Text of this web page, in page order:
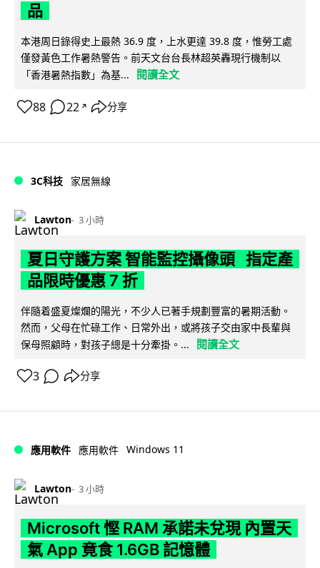
品
本港周日錄得史上最熱 36.9 度，上水更達 39.8 度，惟勞工處
僅發黃色工作暑熱警告。前天文台台長林超英轟現行機制以
「香港暑熱指數」為基...
閱讀全文
88 22 ↗ 分享
3C科技 家居無線
Lawton 3 小時
夏日守護方案 智能監控攝像頭 指定產
品限時優惠 7 折
伴隨着盛夏燦爛的陽光，不少人已著手規劃豐富的暑期活動。
然而，父母在忙碌工作、日常外出，或將孩子交由家中長輩與
保母照顧時，對孩子總是十分牽掛。...
閱讀全文
3 分享
應用軟件 應用軟件 Windows 11
Lawton 3 小時
Microsoft 慳 RAM 承諾未兌現 內置天
氣 App 竟食 1.6GB 記憶體